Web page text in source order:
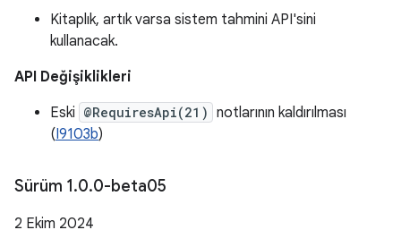
Kitaplık, artık varsa sistem tahmini API'sini
kullanacak.
API Değişiklikleri
Eski @RequiresApi(21) notlarının kaldırılması
(I9103b)
Sürüm 1.0.0-beta05
2 Ekim 2024